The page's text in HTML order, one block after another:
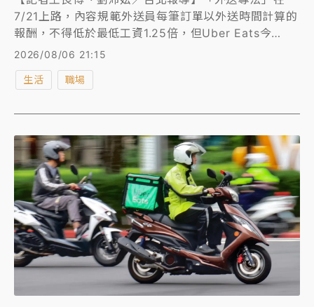
7/21上路，內容規範外送員每筆訂單以外送時間計算的
報酬，不得低於最低工資1.25倍，但Uber Eats今
（6）日公布的外送員報酬計算方式，卻未將外送員
計算方式不符外送專法規定，將每單的外送服務時間如
2026/08/06 21:15
生活 職場